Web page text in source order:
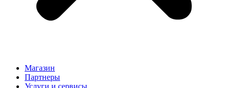
Магазин
Партнеры
Услуги и сервисы